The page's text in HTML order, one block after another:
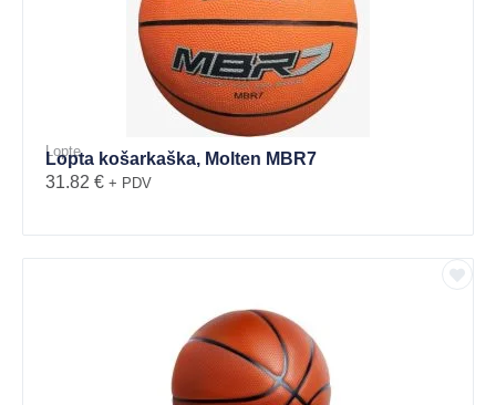
Lopte
Lopta košarkaška, Molten MBR7
31.82 € + PDV